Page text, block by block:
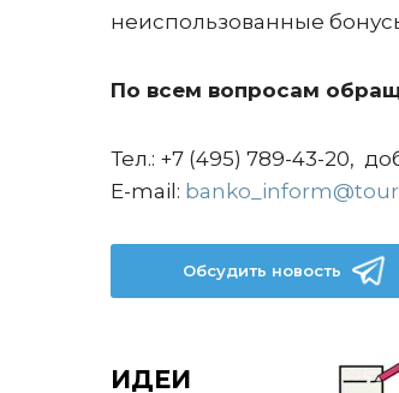
неиспользованные
По всем вопросам
Тел.: +7 (495) 789-43-20,
Е-mail:
Обсудить новость
ИДЕИ